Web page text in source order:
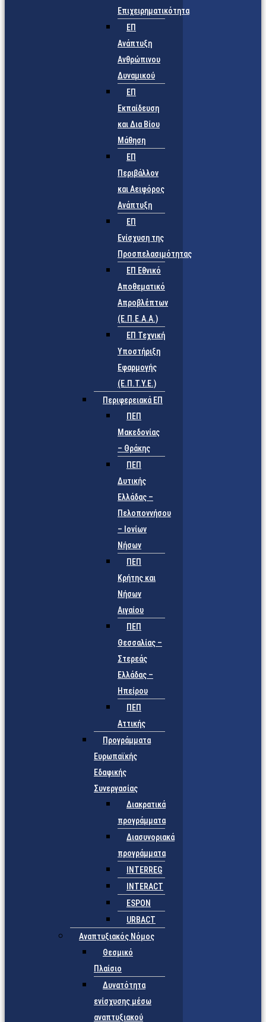
Επιχειρηματικότητα
ΕΠ
Ανάπτυξη
Ανθρώπινου
Δυναμικού
ΕΠ
Εκπαίδευση
και Δια Βίου
Μάθηση
ΕΠ
Περιβάλλον
και Αειφόρος
Ανάπτυξη
ΕΠ
Ενίσχυση της
Προσπελασιμότητας
ΕΠ Εθνικό
Αποθεματικό
Απροβλέπτων
(Ε.Π.Ε.Α.Α.)
ΕΠ Τεχνική
Υποστήριξη
Εφαρμογής
(Ε.Π.Τ.Υ.Ε.)
Περιφερειακά ΕΠ
ΠΕΠ
Μακεδονίας
– Θράκης
ΠΕΠ
Δυτικής
Ελλάδας –
Πελοποννήσου
– Ιονίων
Νήσων
ΠΕΠ
Κρήτης και
Νήσων
Αιγαίου
ΠΕΠ
Θεσσαλίας –
Στερεάς
Ελλάδας –
Ηπείρου
ΠΕΠ
Αττικής
Προγράμματα
Ευρωπαϊκής
Εδαφικής
Συνεργασίας
Διακρατικά
προγράμματα
Διασυνοριακά
προγράμματα
INTERREG
INTERACT
ESPON
URBACT
Αναπτυξιακός Νόμος
Θεσμικό
Πλαίσιο
Δυνατότητα
ενίσχυσης μέσω
αναπτυξιακού